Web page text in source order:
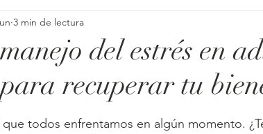
del estrés en
recuperar tu
3 min de lectura
todos enfrentamos en algún momento.